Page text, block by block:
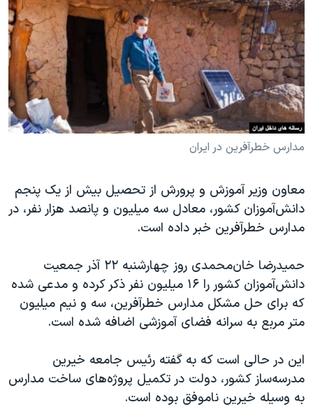
فرهنگ و زندگی
حقوق شهروندی
اقتصادی
علم و فناوری
اسرائیل در جنگ
گالری عکس
مستندها
انتخابات ریاست جمهوری آمریکا ۲۰۲۴
حمله جمهوری اسلامی به اسرائیل
رمز مهسا
ورزش زنان در ایران
اعتراضات زن، زندگی، آزادی
تریبونال مردمی آبان ۹۸
دادگاه حمید نوری
قانون شفافیت دارائی کادر رهبری ایران
اعتراضات مردمی آبان ۹۸
اسرائیل در جنگ
همایش محافظه‌کاران آمریکا «سی‌پک»
صفحه‌های ویژه
دنبال کنید
زبانهای مختلف
مدارس خطر‌آفرین در ایران
معاون وزیر آموزش و پرورش از تحصیل بیش از یک پنجم
دانش‌آموزان کشور، معادل سه میلیون و پانصد هزار نفر، در
مدارس خطرآفرین خبر داده است.
حمیدرضا خا‌ن‌محمدی روز چهارشنبه ۲۲ آذر جمعیت
دانش‌آموزان کشور را ۱۶ میلیون نفر ذکر کرده و مدعی شده
که برای حل مشکل مدارس خطرآفرین، سه و نیم میلیون
متر مربع به سرانه فضای آموزشی اضافه شده است.
این در حالی‌ است که به گفته رئیس جامعه خیرین
مدرسه‌ساز کشور، دولت در تکمیل پروژه‌های ساخت مدارس
به وسیله خیرین ناموفق بوده است.